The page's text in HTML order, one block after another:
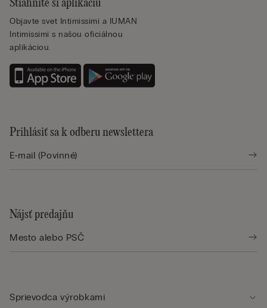
Stiahnite si aplikáciu
Objavte svet Intimissimi a IUMAN
Intimissimi s našou oficiálnou
aplikáciou.
Prihlásiť sa k odberu newslettera
Nájsť predajňu
Sprievodca výrobkami